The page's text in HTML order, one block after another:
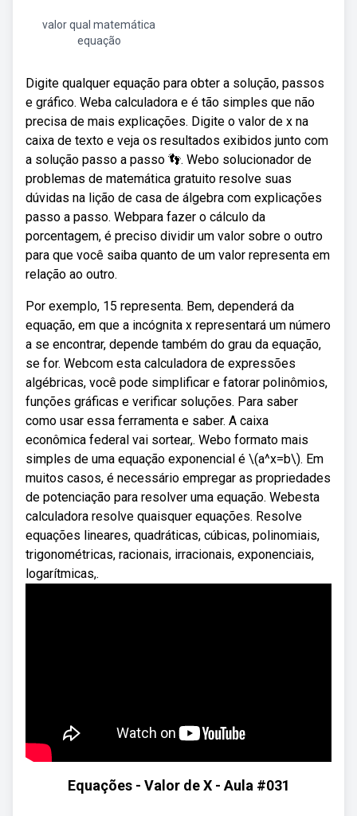
valor qual matemática
equação
Digite qualquer equação para obter a solução, passos
e gráfico. Weba calculadora e é tão simples que não
precisa de mais explicações. Digite o valor de x na
caixa de texto e veja os resultados exibidos junto com
a solução passo a passo 👣. Webo solucionador de
problemas de matemática gratuito resolve suas
dúvidas na lição de casa de álgebra com explicações
passo a passo. Webpara fazer o cálculo da
porcentagem, é preciso dividir um valor sobre o outro
para que você saiba quanto de um valor representa em
relação ao outro.
Por exemplo, 15 representa. Bem, dependerá da
equação, em que a incógnita x representará um número
a se encontrar, depende também do grau da equação,
se for. Webcom esta calculadora de expressões
algébricas, você pode simplificar e fatorar polinômios,
funções gráficas e verificar soluções. Para saber
como usar essa ferramenta e saber. A caixa
econômica federal vai sortear,. Webo formato mais
simples de uma equação exponencial é \(a^x=b\). Em
muitos casos, é necessário empregar as propriedades
de potenciação para resolver uma equação. Webesta
calculadora resolve quaisquer equações. Resolve
equações lineares, quadráticas, cúbicas, polinomiais,
trigonométricas, racionais, irracionais, exponenciais,
logarítmicas,.
Equações - Valor de X - Aula #031